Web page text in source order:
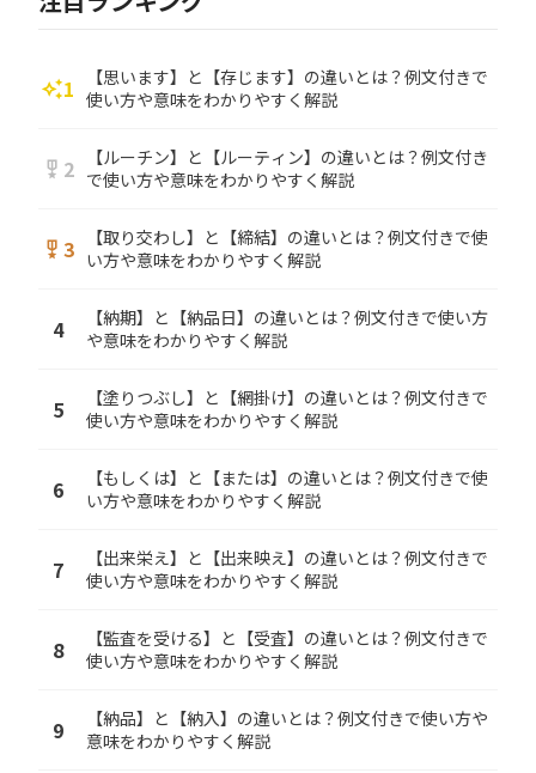
auto_awesome1
【思います】と【存じます】の違いとは？例文付きで
使い方や意味をわかりやすく解説
military_tech 2
【ルーチン】と【ルーティン】の違いとは？例文付き
で使い方や意味をわかりやすく解説
military_tech 3
【取り交わし】と【締結】の違いとは？例文付きで使
い方や意味をわかりやすく解説
4
【納期】と【納品日】の違いとは？例文付きで使い方
や意味をわかりやすく解説
5
【塗りつぶし】と【網掛け】の違いとは？例文付きで
使い方や意味をわかりやすく解説
6
【もしくは】と【または】の違いとは？例文付きで使
い方や意味をわかりやすく解説
7
【出来栄え】と【出来映え】の違いとは？例文付きで
使い方や意味をわかりやすく解説
8
【監査を受ける】と【受査】の違いとは？例文付きで
使い方や意味をわかりやすく解説
9
【納品】と【納入】の違いとは？例文付きで使い方や
意味をわかりやすく解説